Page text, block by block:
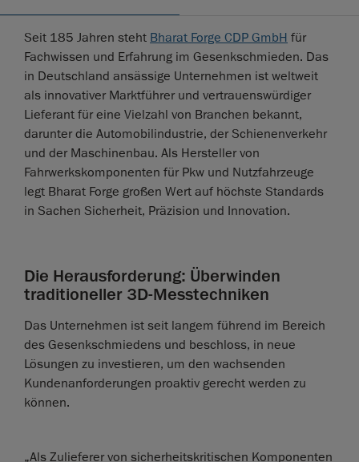
Seit 185 Jahren steht Bharat Forge CDP GmbH für
Fachwissen und Erfahrung im Gesenkschmieden. Das
in Deutschland ansässige Unternehmen ist weltweit
als innovativer Marktführer und vertrauenswürdiger
Lieferant für eine Vielzahl von Branchen bekannt,
darunter die Automobilindustrie, der Schienenverkehr
und der Maschinenbau. Als Hersteller von
Fahrwerkskomponenten für Pkw und Nutzfahrzeuge
legt Bharat Forge großen Wert auf höchste Standards
in Sachen Sicherheit, Präzision und Innovation.
Die Herausforderung: Überwinden
traditioneller 3D-Messtechniken
Das Unternehmen ist seit langem führend im Bereich
des Gesenkschmiedens und beschloss, in neue
Lösungen zu investieren, um den wachsenden
Kundenanforderungen proaktiv gerecht werden zu
können.
„Als Zulieferer von sicherheitskritischen Komponenten